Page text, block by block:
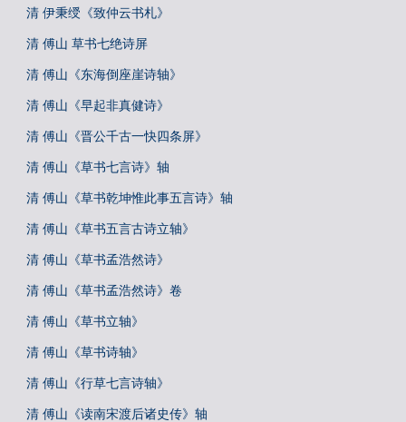
清 伊秉绶《致仲云书札》
清 傅山 草书七绝诗屏
清 傅山《东海倒座崖诗轴》
清 傅山《早起非真健诗》
清 傅山《晋公千古一快四条屏》
清 傅山《草书七言诗》轴
清 傅山《草书乾坤惟此事五言诗》轴
清 傅山《草书五言古诗立轴》
清 傅山《草书孟浩然诗》
清 傅山《草书孟浩然诗》卷
清 傅山《草书立轴》
清 傅山《草书诗轴》
清 傅山《行草七言诗轴》
清 傅山《读南宋渡后诸史传》轴